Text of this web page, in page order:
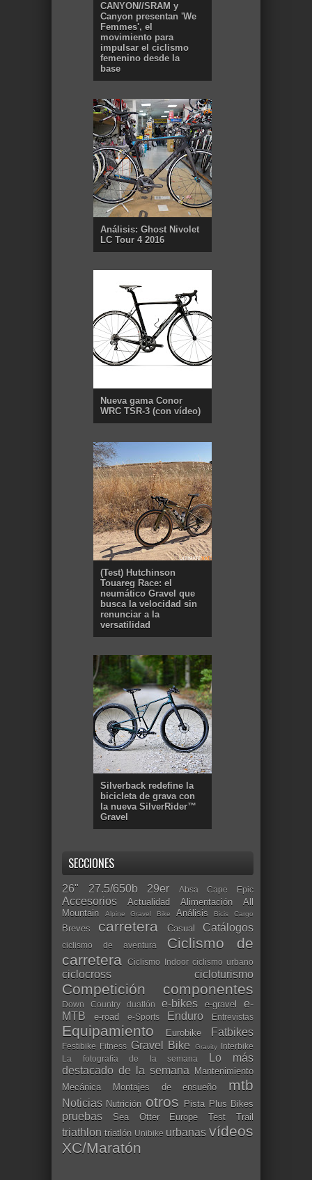
CANYON//SRAM y
Canyon presentan 'We
Femmes', el
movimiento para
impulsar el ciclismo
femenino desde la
base
Análisis: Ghost Nivolet
LC Tour 4 2016
Nueva gama Conor
WRC TSR-3 (con vídeo)
(Test) Hutchinson
Touareg Race: el
neumático Gravel que
busca la velocidad sin
renunciar a la
versatilidad
Silverback redefine la
bicicleta de grava con
la nueva SilverRider™
Gravel
SECCIONES
26" 27.5/650b 29er Absa Cape Epic
Accesorios Actualidad Alimentación
All
Mountain
Alpine Gravel Bike Análisis Bicis Cargo
Breves carretera Casual Catálogos
ciclismo de aventura
Ciclismo de
carretera
Ciclismo Indoor ciclismo urbano
ciclocross cicloturismo
Competición componentes
Down Country duatlón e-bikes e-gravel
e-
MTB
e-road e-Sports Enduro Entrevistas
Equipamiento Eurobike Fatbikes
Festibike Fitness Gravel Bike Gravity Interbike
La fotografía de la semana
Lo más
destacado de la semana
Mantenimiento
Mecánica
Montajes de ensueño mtb
Noticias Nutrición otros Pista Plus Bikes
pruebas Sea Otter Europe Test Trail
triathlon triatlón Unibike urbanas vídeos
XC/Maratón